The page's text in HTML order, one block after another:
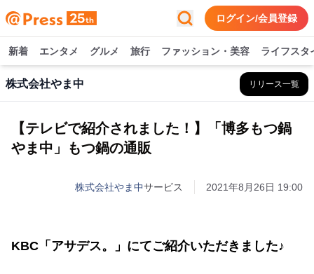
ログイン/会員登録
新着 エンタメ グルメ 旅行 ファッション・美容 ライフスタ
株式会社やま中 リリース一覧
【テレビで紹介されました！】「博多もつ鍋
やま中」もつ鍋の通販
株式会社やま中サービス 2021年8月26日 19:00
KBC「アサデス。」にてご紹介いただきました♪